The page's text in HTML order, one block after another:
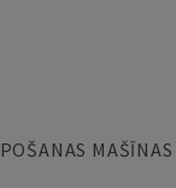
MAŠĪNAS